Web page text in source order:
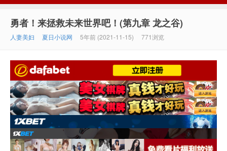
勇者！来拯救未来世界吧！(第九章 龙之谷)
人妻美妇 夏日小说网 5年前 (2021-11-15) 771浏览